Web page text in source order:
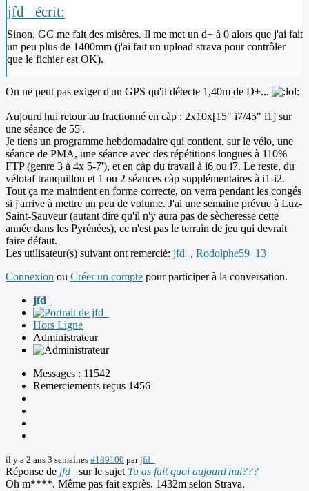
jfd_ écrit:
Sinon, GC me fait des misères. Il me met un d+ à 0 alors que j'ai fait
un peu plus de 1400mm (j'ai fait un upload strava pour contrôler
que le fichier est OK).
On ne peut pas exiger d'un GPS qu'il détecte 1,40m de D+...
Aujourd'hui retour au fractionné en càp : 2x10x[15" i7/45" i1] sur
une séance de 55'.
Je tiens un programme hebdomadaire qui contient, sur le vélo, une
séance de PMA, une séance avec des répétitions longues à 110%
FTP (genre 3 à 4x 5-7'), et en càp du travail à i6 ou i7. Le reste, du
vélotaf tranquillou et 1 ou 2 séances càp supplémentaires à i1-i2.
Tout ça me maintient en forme correcte, on verra pendant les congés
si j'arrive à mettre un peu de volume. J'ai une semaine prévue à Luz-
Saint-Sauveur (autant dire qu'il n'y aura pas de sècheresse cette
année dans les Pyrénées), ce n'est pas le terrain de jeu qui devrait
faire défaut.
Les utilisateur(s) suivant ont remercié: jfd_ , Rodolphe59_13
Connexion ou Créer un compte pour participer à la conversation.
jfd_
Hors Ligne
Administrateur
Messages : 11542
Remerciements reçus 1456
il y a 2 ans 3 semaines #189100 parjfd_
Réponse de jfd_ sur le sujet Tu as fait quoi aujourd'hui???
Oh m****. Même pas fait exprès. 1432m selon Strava.